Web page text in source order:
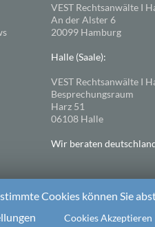
VEST Rechtsanwälte I
An der Alster 6
20099 Hamburg
Halle (Saale):
VEST Rechtsanwälte I
Besprechungsraum
Harz 51
06108 Halle
Wir beraten
Cookies können Sie
Cookies Akzeptieren